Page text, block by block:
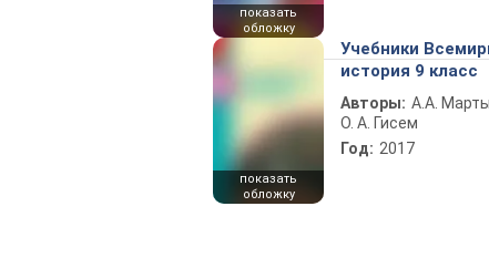
показать
обложку
показать
обложку
Учебники
история 9 класс
Авторы: А.А.
О. А. Гисем
Год: 2017